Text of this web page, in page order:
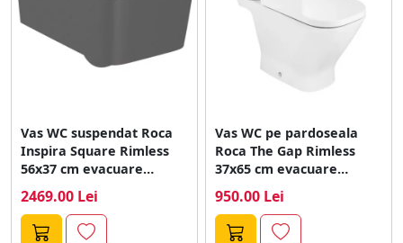
Vas WC suspendat Roca
Inspira Square Rimless
56x37 cm evacuare
2469.00 Lei
Vas WC pe pardoseala
Roca The Gap Rimless
37x65 cm evacuare
950.00 Lei